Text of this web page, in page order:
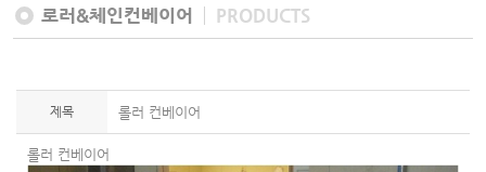
로러&체인컨베이어 PRODUCTS
제목 롤러 컨베이어
롤러 컨베이어